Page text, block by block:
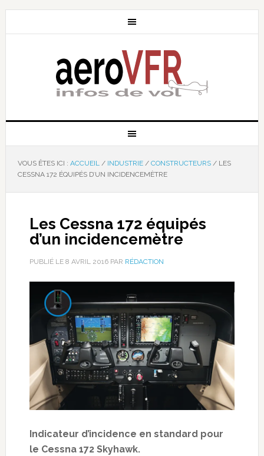
VOUS ÊTES ICI : ACCUEIL / INDUSTRIE / CONSTRUCTEURS /LES
CESSNA 172 ÉQUIPÉS D’UN INCIDENCEMÈTRE
Les Cessna 172 équipés
d’un incidencemètre
PUBLIÉ LE 8 AVRIL 2016PAR RÉDACTION
Indicateur d’incidence en standard pour
le Cessna 172 Skyhawk.